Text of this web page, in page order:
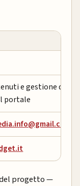
e gestione dei
portale
del progetto —